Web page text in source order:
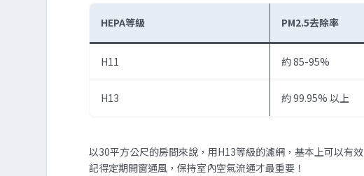
HEPA等級 PM2.5去除率
H11 約 85-95%
H13 約 99.95% 以上
以30平方公尺的房間來說，用H13等級的濾網，基本上可以有
記得定期開窗通風，保持室內空氣流通才最重要！